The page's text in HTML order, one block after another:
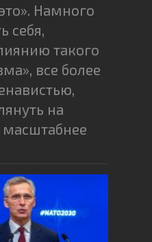
Намного
себя,
такого
все более
на